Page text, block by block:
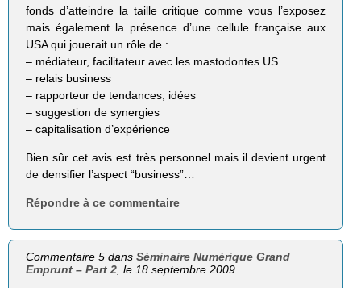
fonds d’atteindre la taille critique comme vous l’exposez
mais également la présence d’une cellule française aux
USA qui jouerait un rôle de :
– médiateur, facilitateur avec les mastodontes US
– relais business
– rapporteur de tendances, idées
– suggestion de synergies
– capitalisation d’expérience
Bien sûr cet avis est très personnel mais il devient urgent
de densifier l’aspect “business”…
Répondre à ce commentaire
Commentaire 5 dansSéminaire Numérique Grand
Emprunt – Part 2 , le 18 septembre 2009